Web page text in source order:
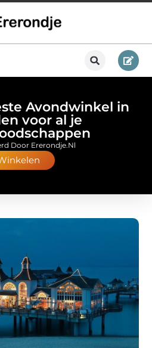
Avondwinkel in
voor al je
Door Ererondje.nl